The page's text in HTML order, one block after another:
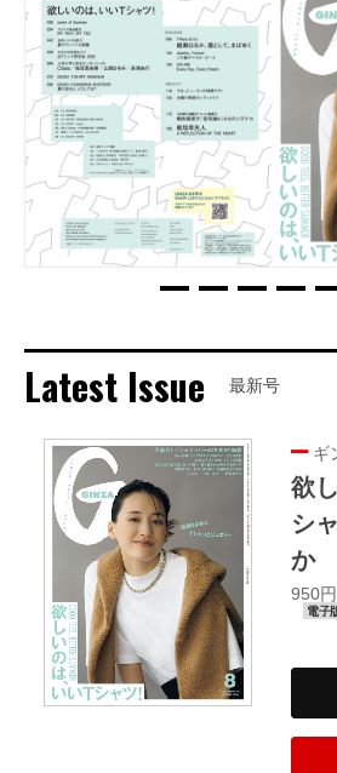
Latest Issue 最新号
ギ
欲
シ
か
950
電子